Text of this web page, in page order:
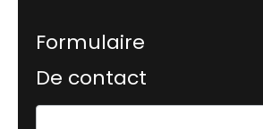
Formulaire
De contact